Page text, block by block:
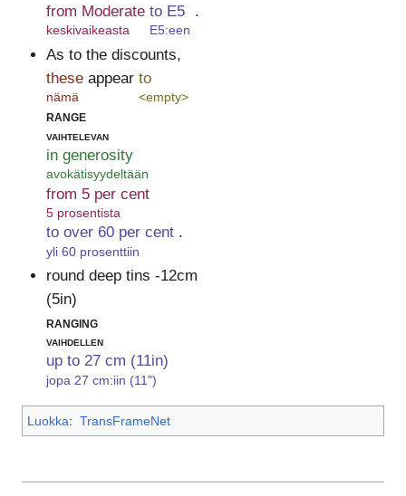
from Moderate
keskivaikeasta
to E5
E5:een
.
As to the discounts,
these
nämä
appear to
<empty>
range
vaihtelevan
in generosity
avokätisyydeltään
from 5 per cent
5 prosentista
to over 60 per cent
yli 60 prosenttiin
.
round deep tins -12cm
(5in)
ranging
vaihdellen
up to 27 cm (11in)
jopa 27 cm:iin (11")
Luokka: TransFrameNet